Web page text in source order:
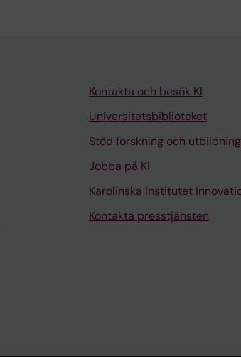
Kontakta och besök KI
Universitetsbiblioteket
Stöd forskning och utbildning
Jobba på KI
Karolinska Institutet
Kontakta presstjänsten